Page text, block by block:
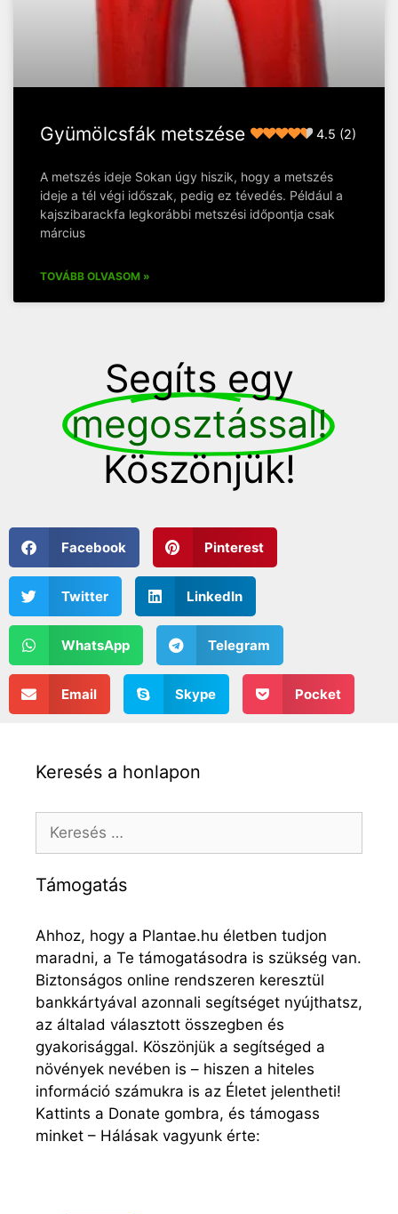
Gyümölcsfák metszése 4.5 (2)
A metszés ideje Sokan úgy hiszik, hogy a metszés
ideje a tél végi időszak, pedig ez tévedés. Például a
kajszibarackfa legkorábbi metszési időpontja csak
március
TOVÁBB OLVASOM »
Segíts egy
megosztással!
Köszönjük!
Facebook Pinterest
Twitter LinkedIn
WhatsApp Telegram
Email Skype Pocket
Keresés a honlapon
Támogatás
Ahhoz, hogy a Plantae.hu életben tudjon
maradni, a Te támogatásodra is szükség van.
Biztonságos online rendszeren keresztül
bankkártyával azonnali segítséget nyújthatsz,
az általad választott összegben és
gyakorisággal. Köszönjük a segítséged a
növények nevében is – hiszen a hiteles
információ számukra is az Életet jelentheti!
Kattints a Donate gombra, és támogass
minket – Hálásak vagyunk érte: